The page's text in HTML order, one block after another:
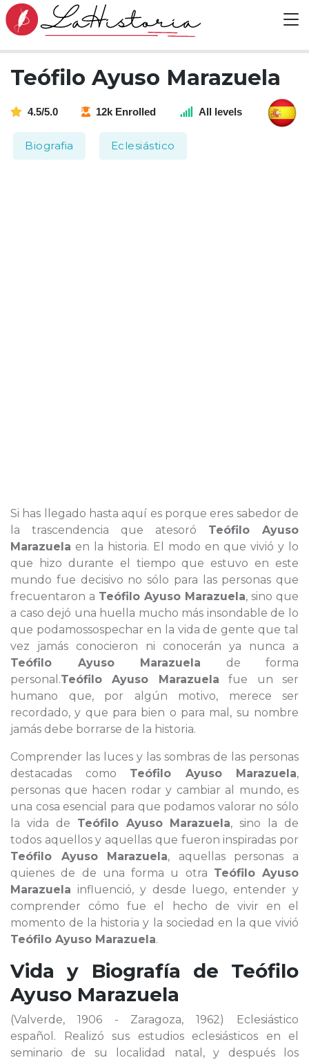
Teófilo Ayuso Marazuela
4.5/5.0 12k Enrolled All levels
Biografia Eclesiástico
Si has llegado hasta aquí es porque eres sabedor de
la trascendencia que atesoró Teófilo Ayuso
Marazuela en la historia. El modo en que vivió y lo
que hizo durante el tiempo que estuvo en este
mundo fue decisivo no sólo para las personas que
frecuentaron a Teófilo Ayuso Marazuela, sino que
a caso dejó una huella mucho más insondable de lo
que podamossospechar en la vida de gente que tal
vez jamás conocieron ni conocerán ya nunca a
Teófilo Ayuso Marazuela de forma
personal.Teófilo Ayuso Marazuela fue un ser
humano que, por algún motivo, merece ser
recordado, y que para bien o para mal, su nombre
jamás debe borrarse de la historia.
Comprender las luces y las sombras de las personas
destacadas como Teófilo Ayuso Marazuela,
personas que hacen rodar y cambiar al mundo, es
una cosa esencial para que podamos valorar no sólo
la vida de Teófilo Ayuso Marazuela, sino la de
todos aquellos y aquellas que fueron inspiradas por
Teófilo Ayuso Marazuela, aquellas personas a
quienes de de una forma u otra Teófilo Ayuso
Marazuela influenció, y desde luego, entender y
comprender cómo fue el hecho de vivir en el
momento de la historia y la sociedad en la que vivió
Teófilo Ayuso Marazuela.
Vida y Biografía de Teófilo
Ayuso Marazuela
(Valverde, 1906 - Zaragoza, 1962) Eclesiástico
español. Realizó sus estudios eclesiásticos en el
seminario de su localidad natal, y después los